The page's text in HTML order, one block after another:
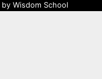
Wisdom School